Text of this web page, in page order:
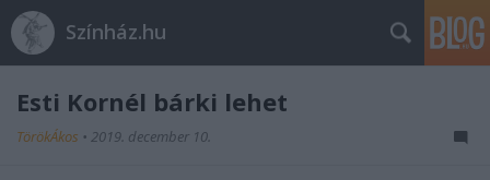
Színház.hu
Esti Kornél bárki lehet
TörökÁkos • 2019. december 10.